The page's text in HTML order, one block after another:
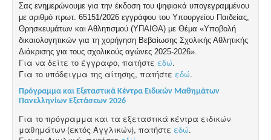
Σας ενημερώνουμε για την έκδοση του ψηφιακά υπογεγραμμένου
με αριθμό πρωτ. 65151/2026 εγγράφου του Υπουργείου Παιδείας,
Θρησκευμάτων και Αθλητισμού (ΥΠΑΙΘΑ) με Θέμα «Υποβολή
δικαιολογητικών για τη χορήγηση Βεβαίωσης Σχολικής Αθλητικής
Διάκρισης για τους σχολικούς αγώνες 2025-2026».
Για να δείτε το έγγραφο, πατήστε εδώ.
Για το υπόδειγμα της αίτησης, πατήστε εδώ.
Πρόγραμμα και Εξεταστικά Κέντρα Ειδικών Μαθημάτων
Πανελληνίων Εξετάσεων 2026
Για το πρόγραμμα και τα εξεταστικά κέντρα ειδικών
μαθημάτων (εκτός Αγγλικών), πατήστε εδώ.